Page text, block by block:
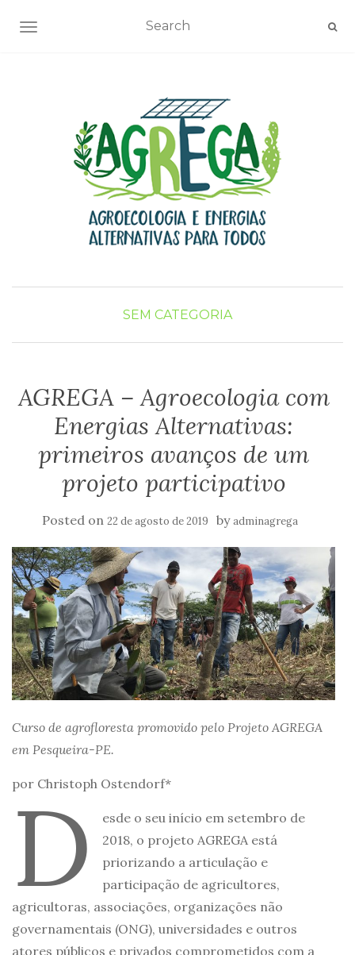
TOGGLE NAVIGATION
SEM CATEGORIA
AGREGA – Agroecologia com
Energias Alternativas:
primeiros avanços de um
projeto participativo
Posted on 22 de agosto de 2019 byadminagrega
Curso de agrofloresta promovido pelo Projeto AGREGA
em Pesqueira-PE.
por Christoph Ostendorf*
D
esde o seu início em setembro de
2018, o projeto AGREGA está
priorizando a articulação e
participação de agricultores,
agricultoras, associações, organizações não
governamentais (ONG), universidades e outros
atores públicos e privados comprometidos com a